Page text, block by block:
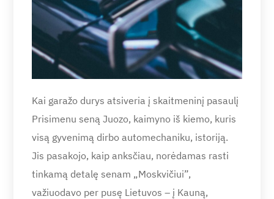
Kai garažo durys atsiveria į skaitmeninį pasaulį
Prisimenu seną Juozo, kaimyno iš kiemo, kuris
visą gyvenimą dirbo automechaniku, istoriją.
Jis pasakojo, kaip anksčiau, norėdamas rasti
tinkamą detalę senam „Moskvičiui”,
važiuodavo per pusę Lietuvos – į Kauną,